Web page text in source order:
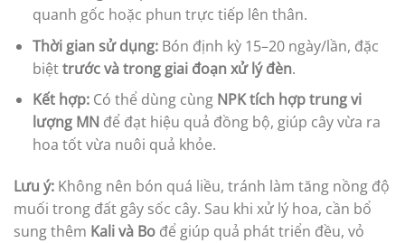
quanh gốc hoặc phun trực tiếp lên thân.
Thời gian sử dụng:Bón định kỳ 15–20 ngày/lần, đặc
biệttrước và trong giai đoạn xử lý đèn.
Kết hợp:Có thể dùng cùng NPK tích hợp trung vi
lượng MN để đạt hiệu quả đồng bộ, giúp cây vừa ra
hoa tốt vừa nuôi quả khỏe.
Lưu ý: Không nên bón quá liều, tránh làm tăng nồng độ
muối trong đất gây sốc cây. Sau khi xử lý hoa, cần bổ
sung thêm Kali và Bo để giúp quả phát triển đều, vỏ